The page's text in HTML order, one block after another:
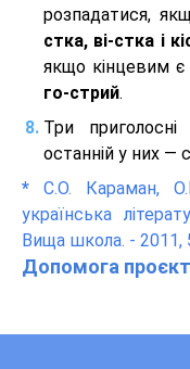
розпадатися,
стка, ві-стка і
якщо кінцевим є
го-стрий.
Три
останній у них —
* С.О. Караман,
українська
Вища школа. - 2011,
Допомога